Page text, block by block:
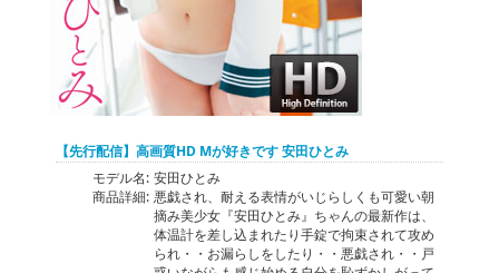
【先行配信】高画質HD Mが好きです 安田ひとみ
モデル名: 安田ひとみ
商品詳細: 悪戯され、耐える表情がいじらしくも可愛い朝
摘み美少女『安田ひとみ』ちゃんの最新作は、
体温計を差し込まれたり手錠で拘束されて攻め
られ・・お漏らしをしたり・・悪戯され・・戸